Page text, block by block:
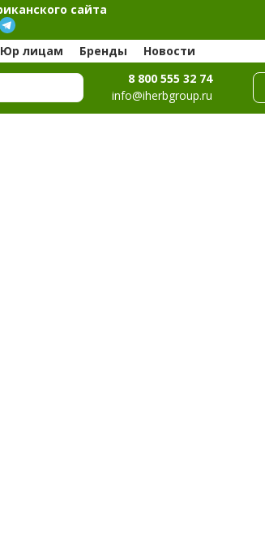
сайта
Юр лицам Бренды Новости
8 800 555 32 74
info@iherbgroup.ru